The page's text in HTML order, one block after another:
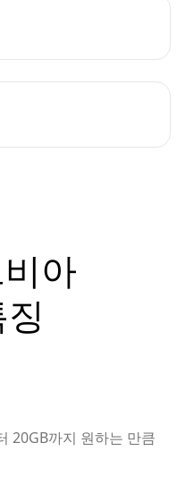
아
20GB까지 원하는 만큼